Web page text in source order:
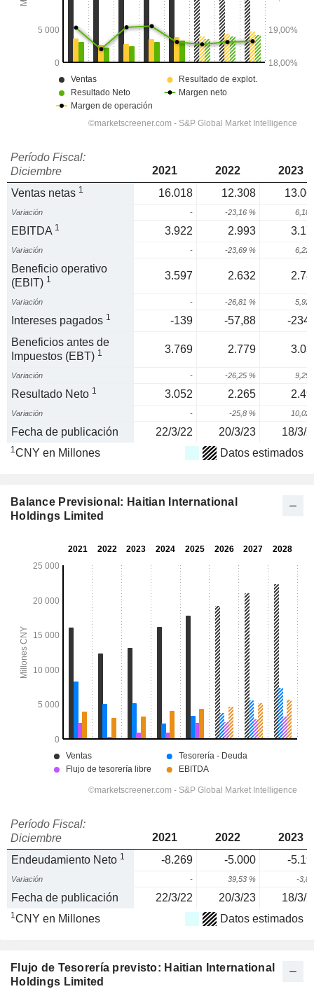
Período Fiscal:
Diciembre
2021 2022
2023
Ventas netas 1 16.018 12.308
Variación - -23,16 % 6,18
EBITDA 1 3.922 2.993
Variación - -23,69 % 6,22
Beneficio operativo
(EBIT) 1 3.597 2.632
Variación - -26,81 % 5,92
Intereses pagados 1 -139 -57,88
-
Beneficios antes de
Impuestos (EBT) 1 3.769 2.779
Variación - -26,25 % 9,25
Resultado Neto 1 3.052 2.265
Variación - -25,8 % 10,02
Fecha de publicación 22/3/22 20/3/23 18/3/
1CNY en Millones Datos estimados
Balance Previsional: Haitian International
Holdings Limited
Período Fiscal:
Diciembre
2021 2022
2023
Endeudamiento Neto 1 -8.269 -5.000 -
Variación - 39,53 % -3,8
Fecha de publicación 22/3/22 20/3/23 18/3/
1CNY en Millones Datos estimados
Flujo de Tesorería previsto: Haitian International
Holdings Limited